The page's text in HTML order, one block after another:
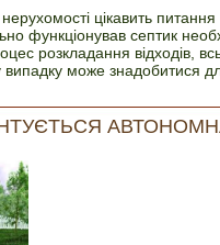
нерухомості цікавить
функціонував септик
розкладання відходів,
може знадобитися